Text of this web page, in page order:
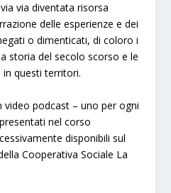
via diventata risorsa
delle esperienze e dei
o dimenticati, di coloro i
storia del secolo scorso e le
questi territori.
podcast – uno per ogni
nel corso
disponibili sul
Cooperativa Sociale La